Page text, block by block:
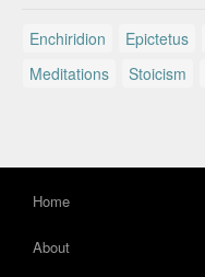
Enchiridion Epictetus
Meditations
Stoicism
Home
About